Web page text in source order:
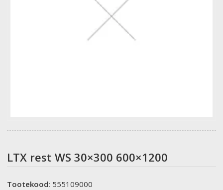
LTX rest WS 30×300 600×1200
Tootekood: 555109000